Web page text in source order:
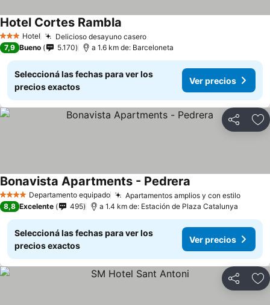
3 Estrellas
Hotel Delicioso desayuno casero
Hotel Cortes Rambla
7,9 Bueno 5.170 a 1.6 km de: Barceloneta
Seleccioná las fechas para ver los
precios exactos
Ver precios
Compartir
4 EstrellasDepartamento equipado Apartamentos amplios y con estilo
Bonavista Apartments - Pedrera
8,8 Excelente 495 a 1.4 km de: Estación de Plaza Catalunya
Seleccioná las fechas para ver los
precios exactos
Ver precios
Compartir